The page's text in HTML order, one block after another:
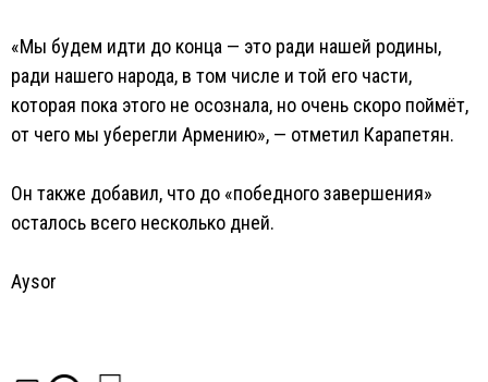
«Мы будем идти до конца — это ради нашей родины,
ради нашего народа, в том числе и той его части,
которая пока этого не осознала, но очень скоро поймёт,
от чего мы уберегли Армению», — отметил Карапетян.
Он также добавил, что до «победного завершения»
осталось всего несколько дней.
Aysor